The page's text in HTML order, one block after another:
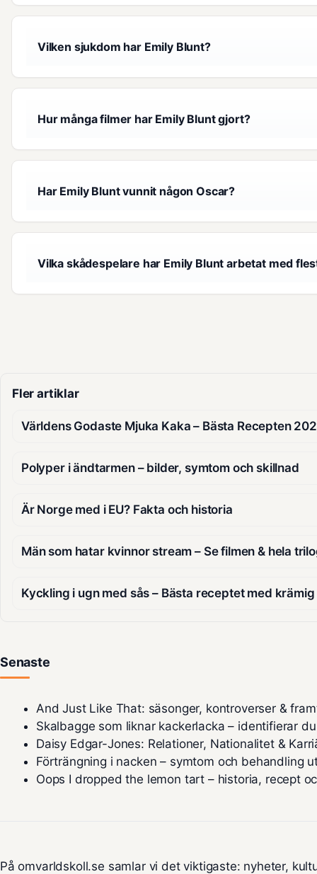
Vilken sjukdom har Emily Blunt?
Hur många filmer har Emily Blunt gjort?
Har Emily Blunt vunnit någon Oscar?
Vilka skådespelare har Emily Blunt arbetat med
Fler artiklar
Världens Godaste Mjuka Kaka – Bästa Recepten
Polyper i ändtarmen – bilder, symtom och skillnad
Är Norge med i EU? Fakta och historia
Män som hatar kvinnor stream – Se filmen & hela
Kyckling i ugn med sås – Bästa receptet med krämig
Senaste
And Just Like That: säsonger, kontroverser &
Skalbagge som liknar kackerlacka – identifierar
Daisy Edgar-Jones: Relationer, Nationalitet &
Förträngning i nacken – symtom och behandling
Oops I dropped the lemon tart – historia, recept
På omvarldskoll.se samlar vi det viktigaste: nyheter,